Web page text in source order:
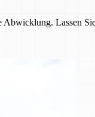
Lassen